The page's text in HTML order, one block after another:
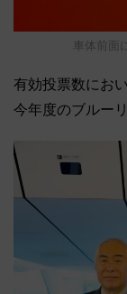
車体前面
有効投票数にお
今年度のブルー